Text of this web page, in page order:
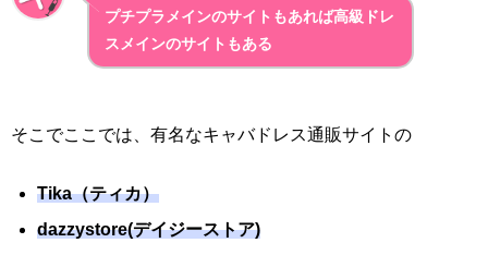
プチプラメインのサイトもあれば高級ドレ
スメインのサイトもある
そこでここでは、有名なキャバドレス通販サイトの
Tika（ティカ）
dazzystore(デイジーストア)